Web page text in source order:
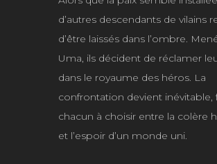
d’autres descendants de vilains
d’être laissés dans l’ombre.
Uma, ils décident de réclamer
dans le royaume des héros. La
confrontation devient inévitable,
chacun à choisir entre la colère
et l’espoir d’un monde uni.